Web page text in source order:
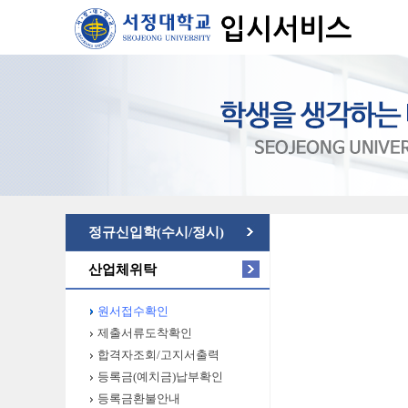
정규신입학(수시/정시)
산업체위탁
원서접수확인
제출서류도착확인
합격자조회/고지서출력
등록금(예치금)납부확인
등록금환불안내